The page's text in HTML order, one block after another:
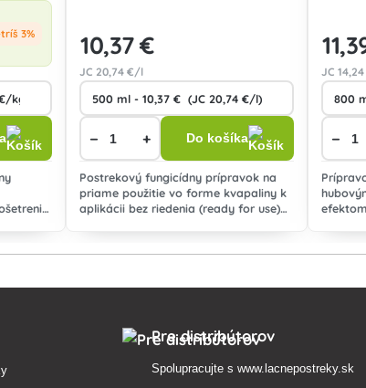
3% 10,37 €
JC 20,74 €/l
− + Do košíka
Postrekový fungicídny prípravok na
priame použitie vo forme kvapaliny k
aplikácii bez riedenia (ready for use)
chorobám
11
JC14
−
Pre distribútorov
Spolupracujte swww.lacnepostreky.sk